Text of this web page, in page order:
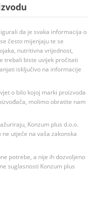
da je svaka informacija o
često mijenjaju te se
nutritivna vrijednost,
trebali biste uvijek pročitati
isključivo na informacije
o bilo kojoj marki proizvoda
molimo obratite nam
Konzum plus d.o.o.
utječe na vaša zakonska
potrebe, a nije ih dozvoljeno
suglasnosti Konzum plus